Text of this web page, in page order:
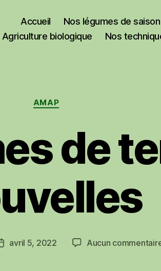
Accueil Nos légumes de saison
Agriculture biologique
Nos
Catégories
AMAP
de
avril 5, 2022 Aucun